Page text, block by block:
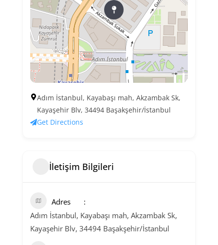
Adım İstanbul, Kayabaşı mah, Akzambak Sk,
Kayaşehir Blv, 34494 Başakşehir/İstanbul
Get Directions
İletişim Bilgileri
Adres
Adım İstanbul, Kayabaşı mah, Akzambak Sk,
Kayaşehir Blv, 34494 Başakşehir/İstanbul